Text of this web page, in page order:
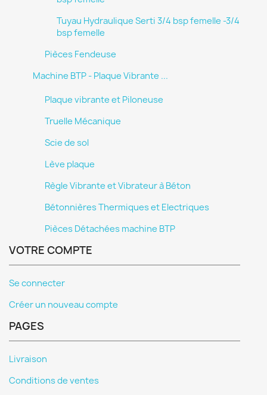
Tuyau Hydraulique Serti 3/4 bsp femelle -3/4
bsp femelle
Pièces Fendeuse
Machine BTP - Plaque Vibrante ...
Plaque vibrante et Piloneuse
Truelle Mécanique
Scie de sol
Lève plaque
Règle Vibrante et Vibrateur à Béton
Bétonnières Thermiques et Electriques
Pièces Détachées machine BTP
VOTRE COMPTE
Se connecter
Créer un nouveau compte
PAGES
Livraison
Conditions de ventes